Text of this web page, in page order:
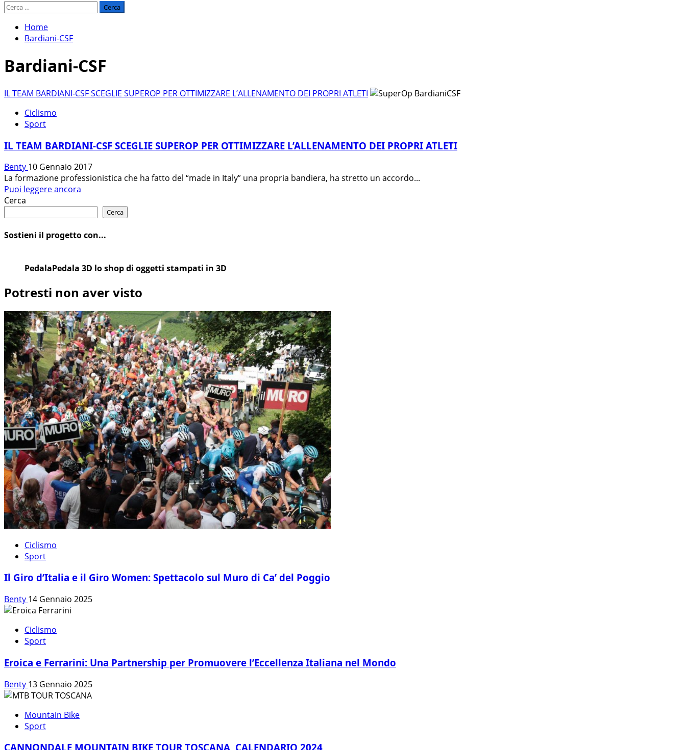
Ricerca
Home
Bardiani-CSF
Bardiani-CSF
IL TEAM BARDIANI-CSF SCEGLIE SUPEROP PER OTTIMIZZARE L’ALLENAMENTO DEI PROPRI ATLETI
Ciclismo
Sport
IL TEAM BARDIANI-CSF SCEGLIE SUPEROP PER OTTIMIZZARE L’ALLENAMENTO DEI PROPRI ATLETI
Benty 10 Gennaio 2017
La formazione professionistica che ha fatto del “made in Italy” una propria bandiera, ha stretto un accordo...
Puoi leggere ancora
IL
CSF
SUPEROP
PER
OTTIMIZZARE
L’ALLENAMENTO
DEI
PROPRI
ATLETI
Cerca
Cerca
Sostieni il progetto con...
PedalaPedala 3D lo shop di oggetti stampati in 3D
Potresti non aver visto
Ciclismo
Sport
Il Giro d’Italia e il Giro Women: Spettacolo sul Muro di Ca’ del Poggio
Benty 14 Gennaio 2025
Ciclismo
Sport
Eroica e Ferrarini: Una Partnership per Promuovere l’Eccellenza Italiana nel Mondo
Benty 13 Gennaio 2025
Mountain Bike
Sport
CANNONDALE MOUNTAIN BIKE TOUR TOSCANA, CALENDARIO 2024